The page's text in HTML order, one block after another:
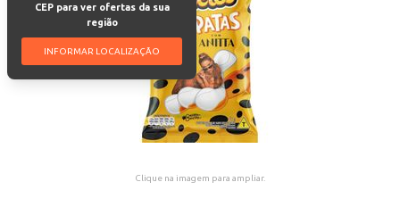
CEP para ver ofertas da sua
região
INFORMAR LOCALIZAÇÃO
Clique na imagem para ampliar.